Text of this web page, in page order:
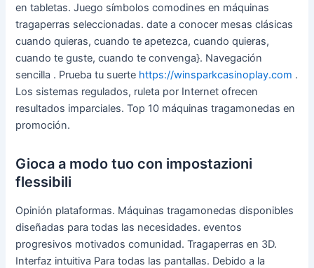
en tabletas. Juego símbolos comodines en máquinas
tragaperras seleccionadas. date a conocer mesas clásicas
cuando quieras, cuando te apetezca, cuando quieras,
cuando te guste, cuando te convenga}. Navegación
sencilla . Prueba tu suerte https://winsparkcasinoplay.com .
Los sistemas regulados, ruleta por Internet ofrecen
resultados imparciales. Top 10 máquinas tragamonedas en
promoción.
Gioca a modo tuo con impostazioni
flessibili
Opinión plataformas. Máquinas tragamonedas disponibles
diseñadas para todas las necesidades. eventos
progresivos motivados comunidad. Tragaperras en 3D.
Interfaz intuitiva Para todas las pantallas. Debido a la